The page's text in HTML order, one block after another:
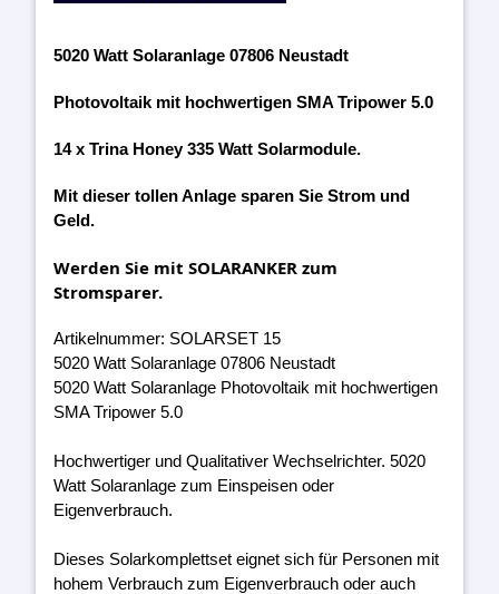
5020 Watt Solaranlage 07806 Neustadt
Photovoltaik mit hochwertigen SMA Tripower 5.0
14 x Trina Honey 335 Watt Solarmodule.
Mit dieser tollen Anlage sparen Sie Strom und
Geld.
Werden Sie mit SOLARANKER zum
Stromsparer.
Artikelnummer: SOLARSET 15
5020 Watt Solaranlage 07806 Neustadt
5020 Watt Solaranlage Photovoltaik mit hochwertigen
SMA Tripower 5.0
Hochwertiger und Qualitativer Wechselrichter. 5020
Watt Solaranlage zum Einspeisen oder
Eigenverbrauch.
Dieses Solarkomplettset eignet sich für Personen mit
hohem Verbrauch zum Eigenverbrauch oder auch